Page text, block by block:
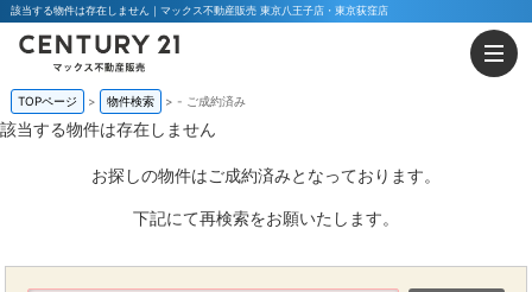
該当する物件は存在しません｜マックス不動産販売 東京八王子店・東京荻窪店
TOPページ 物件検索 - ご成約済み
該当する物件は存在しません
お探しの物件はご成約済みとなっております。
下記にて再検索をお願いたします。